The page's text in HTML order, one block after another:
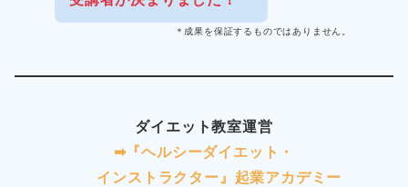
＊成果を保証するものではありません。
ダイエット教室運営
➡︎『ヘルシーダイエット・
インストラクター』起業アカデミー